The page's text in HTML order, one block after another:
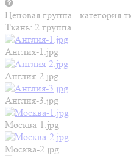
Ценовая группа - категория
Ткань: 2 группа
Англия-1.jpg
Англия-2.jpg
Англия-3.jpg
Москва-1.jpg
Москва-2.jpg